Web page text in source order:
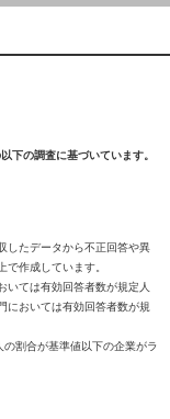
下の調査に基づいています。
したデータから不正回答や異
作成しています。
ては有効回答者数が規定人
においては有効回答者数が規
割合が基準値以下の企業がラ